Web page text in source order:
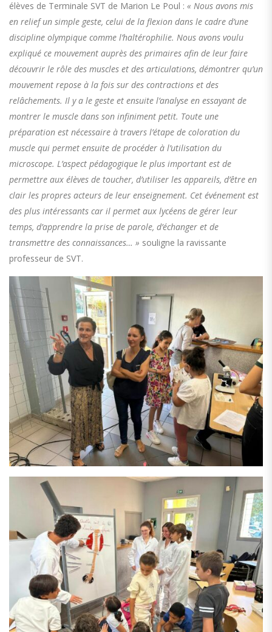
élèves de Terminale SVT de Marion Le Poul : « Nous avons mis
en relief un simple geste, celui de la flexion dans le cadre d’une
discipline olympique comme l’haltérophilie. Nous avons voulu
expliqué ce mouvement auprès des primaires afin de leur faire
découvrir le rôle des muscles et des articulations, démontrer qu’un
mouvement repose à la fois sur des contractions et des
relâchements. Il y a le geste et ensuite l’analyse en essayant de
montrer le muscle dans son infiniment petit. Toute une
préparation est nécessaire à travers l’étape de coloration du
muscle qui permet ensuite de procéder à l’utilisation du
microscope. L’aspect pédagogique le plus important est de
permettre aux élèves de toucher, d’utiliser les appareils, d’être en
clair les propres acteurs de leur enseignement. Cet événement est
des plus intéressants car il permet aux lycéens de gérer leur
temps, d’apprendre la prise de parole, d’échanger et de
transmettre des connaissances… » souligne la ravissante
professeur de SVT.